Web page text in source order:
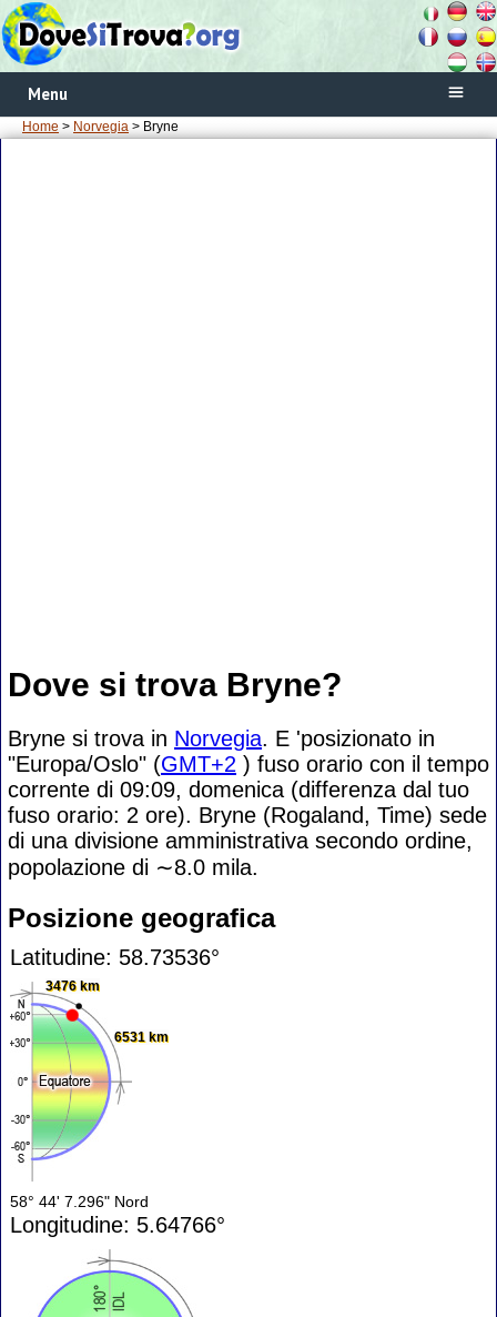
Menu
Home > Norvegia > Bryne
Dove si trova Bryne?
Bryne si trova in Norvegia. E 'posizionato in
"Europa/Oslo" (GMT+2 ) fuso orario con il tempo
corrente di 09:09, domenica (differenza dal tuo
fuso orario: 2 ore). Bryne (Rogaland, Time) sede
di una divisione amministrativa secondo ordine,
popolazione di ∼8.0 mila.
Posizione geografica
Latitudine: 58.73536°
3476 km
6531 km
58° 44' 7.296" Nord
Longitudine: 5.64766°